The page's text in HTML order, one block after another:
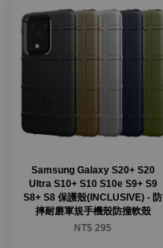
Samsung Galaxy S20+ S20
Ultra S10+ S10 S10e S9+ S9
S8+ S8 保護殼(INCLUSIVE) - 防
摔耐磨軍規手機殼防撞軟殼
NT$ 295